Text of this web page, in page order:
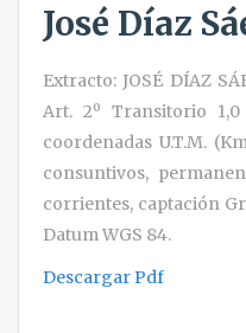
José Díaz
Extracto: JOSÉ DÍAZ
Art. 2º Transitorio
coordenadas U.T.M.
consuntivos,
corrientes, captación
Datum WGS 84.
Descargar Pdf